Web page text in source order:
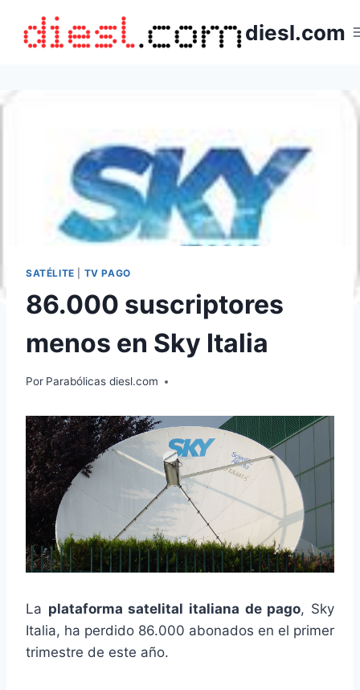
contenido
diesl.com
SATÉLITE TV PAGO
86.000 suscriptores
menos en Sky Italia
Por Parabólicas diesl.com
La plataforma satelital italiana de pago, Sky
Italia, ha perdido 86.000 abonados en el primer
trimestre de este año.